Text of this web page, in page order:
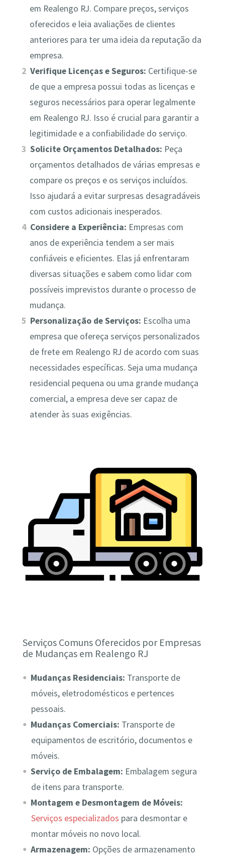
em Realengo RJ. Compare preços, serviços
oferecidos e leia avaliações de clientes
anteriores para ter uma ideia da reputação da
empresa.
Verifique Licenças e Seguros: Certifique-se
de que a empresa possui todas as licenças e
seguros necessários para operar legalmente
em Realengo RJ. Isso é crucial para garantir a
legitimidade e a confiabilidade do serviço.
Solicite Orçamentos Detalhados: Peça
orçamentos detalhados de várias empresas e
compare os preços e os serviços incluídos.
Isso ajudará a evitar surpresas desagradáveis
com custos adicionais inesperados.
Considere a Experiência: Empresas com
anos de experiência tendem a ser mais
confiáveis e eficientes. Elas já enfrentaram
diversas situações e sabem como lidar com
possíveis imprevistos durante o processo de
mudança.
Personalização de Serviços: Escolha uma
empresa que ofereça serviços personalizados
de frete em Realengo RJ de acordo com suas
necessidades específicas. Seja uma mudança
residencial pequena ou uma grande mudança
comercial, a empresa deve ser capaz de
atender às suas exigências.
Serviços Comuns Oferecidos por Empresas
de Mudanças em Realengo RJ
Mudanças Residenciais: Transporte de
móveis, eletrodomésticos e pertences
pessoais.
Mudanças Comerciais: Transporte de
equipamentos de escritório, documentos e
móveis.
Serviço de Embalagem: Embalagem segura
de itens para transporte.
Montagem e Desmontagem de Móveis:
Serviços especializados para desmontar e
montar móveis no novo local.
Armazenagem: Opções de armazenamento